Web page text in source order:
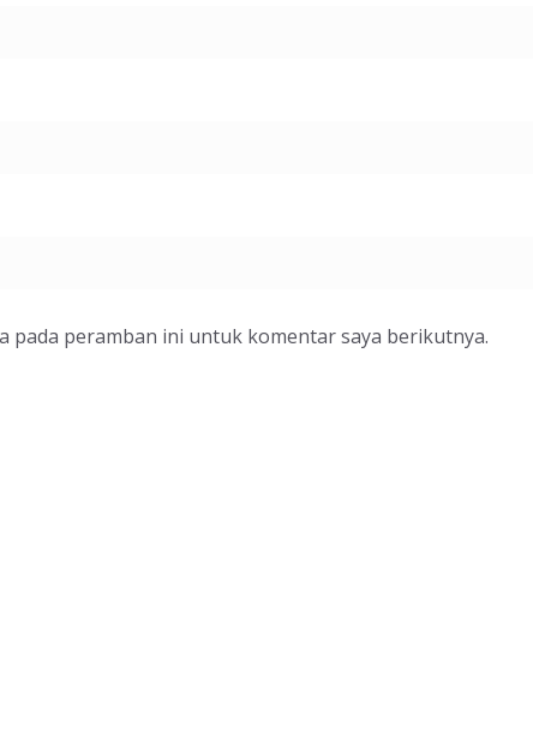
pada peramban ini untuk komentar saya berikutnya.